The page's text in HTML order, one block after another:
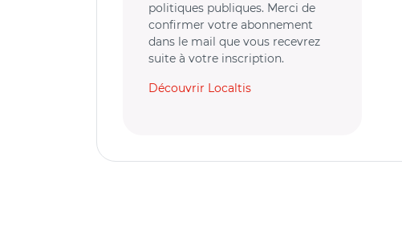
politiques publiques. Merci de
confirmer votre abonnement
dans le mail que vous recevrez
suite à votre inscription.
Découvrir Localtis